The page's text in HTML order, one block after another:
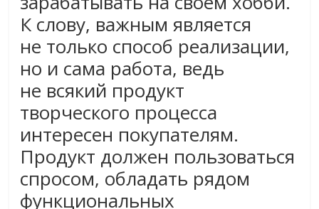
К слову, важным является
не только способ реализации,
но и сама работа, ведь
не всякий продукт
творческого процесса
интересен покупателям.
Продукт должен пользоваться
спросом, обладать рядом
функциональных